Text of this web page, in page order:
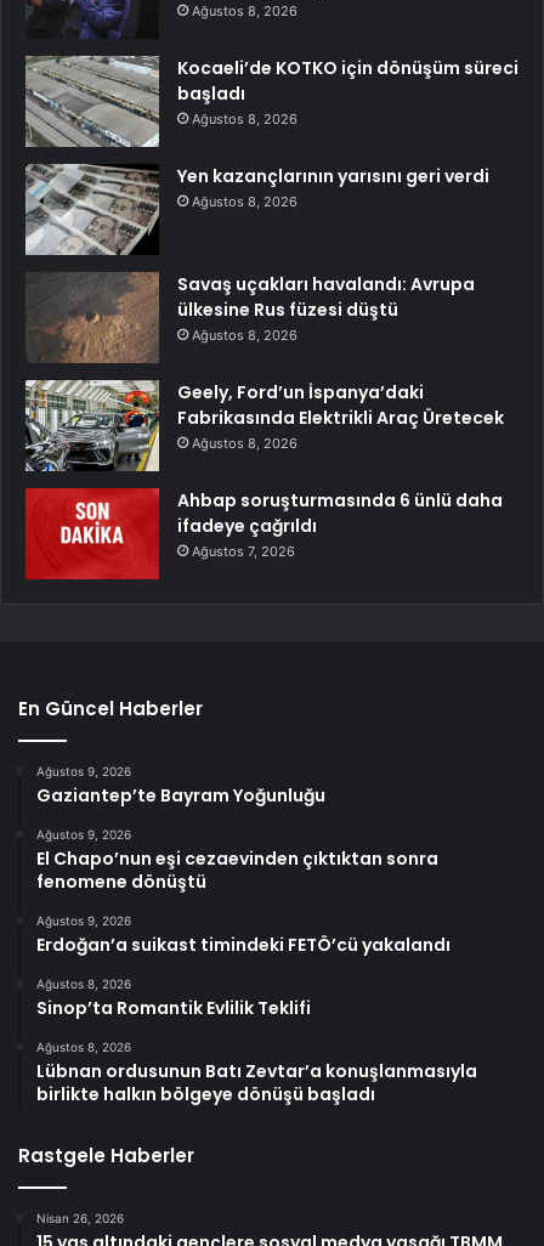
Ağustos 8, 2026
Kocaeli’de KOTKO için dönüşüm süreci
başladı
Ağustos 8, 2026
Yen kazançlarının yarısını geri verdi
Ağustos 8, 2026
Savaş uçakları havalandı: Avrupa
ülkesine Rus füzesi düştü
Ağustos 8, 2026
Geely, Ford’un İspanya’daki
Fabrikasında Elektrikli Araç Üretecek
Ağustos 8, 2026
Ahbap soruşturmasında 6 ünlü daha
ifadeye çağrıldı
Ağustos 7, 2026
En Güncel Haberler
Ağustos 9, 2026
Gaziantep’te Bayram Yoğunluğu
Ağustos 9, 2026
El Chapo’nun eşi cezaevinden çıktıktan sonra
fenomene dönüştü
Ağustos 9, 2026
Erdoğan’a suikast timindeki FETÖ’cü yakalandı
Ağustos 8, 2026
Sinop’ta Romantik Evlilik Teklifi
Ağustos 8, 2026
Lübnan ordusunun Batı Zevtar’a konuşlanmasıyla
birlikte halkın bölgeye dönüşü başladı
Rastgele Haberler
Nisan 26, 2026